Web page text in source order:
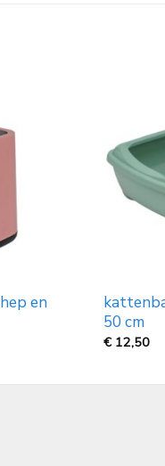
en
50 cm
€ 12,50